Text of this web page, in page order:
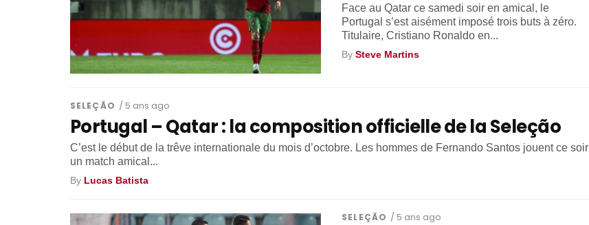
Face au Qatar ce samedi soir en amical, le
Portugal s’est aisément imposé trois buts à zéro.
Titulaire, Cristiano Ronaldo en...
BySteve Martins
SELEÇÃO / 5 ans ago
Portugal – Qatar : la composition officielle de la Seleção
C’est le début de la trêve internationale du mois d’octobre. Les hommes de Fernando Santos jouent ce soir
un match amical...
By Lucas Batista
SELEÇÃO / 5 ans ago